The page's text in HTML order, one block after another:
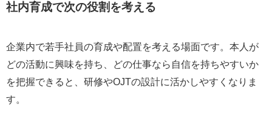
社内育成で次の役割を考える
企業内で若手社員の育成や配置を考える場面です。本人が
どの活動に興味を持ち、どの仕事なら自信を持ちやすいか
を把握できると、研修やOJTの設計に活かしやすくなりま
す。